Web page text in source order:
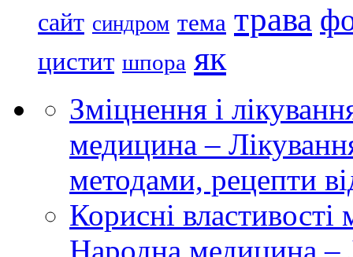
сайт синдром тема трава
цистит шпора як
Зміцнення і
медицина –
методами, рецепти
Корисні